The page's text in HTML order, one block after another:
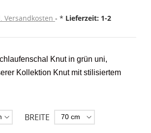
Versandkosten * Lieferzeit: 1-2
Knutin grün uni,
Kollektion Knut mit stilisiertem
BREITE